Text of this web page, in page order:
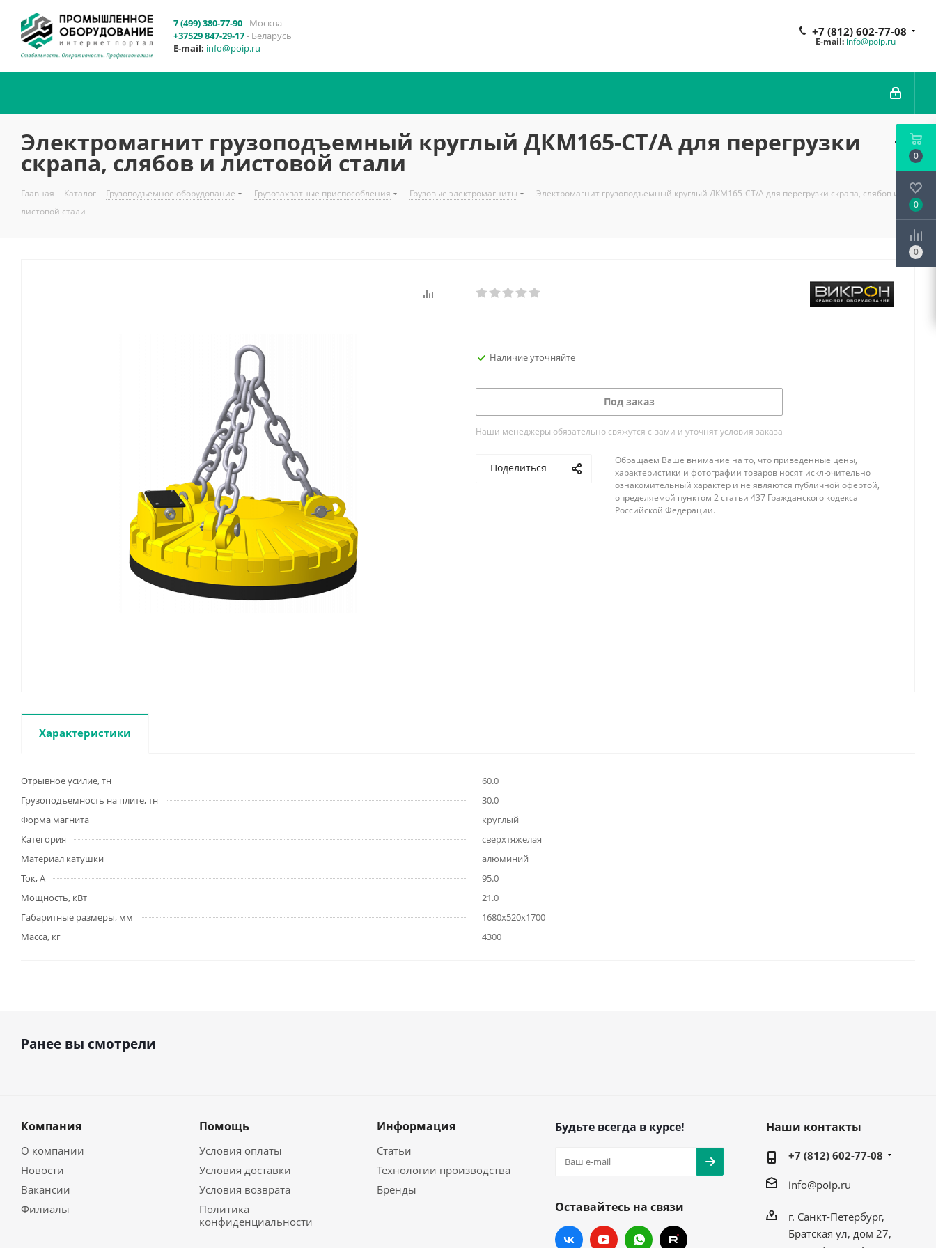
7 (499) 380-77-90- Москва
+37529 847-29-17- Беларусь
E-mail: info@poip.ru
+7 (812) 602-77-08
E-mail: info@poip.ru
Электромагнит грузоподъемный круглый ДКМ165-СТ/А для перегрузки
скрапа, слябов и листовой стали
Главная - Каталог - Грузоподъемное оборудование - Грузозахватные приспособления - Грузовые электромагниты - Электромагнит грузоподъемный круглый ДКМ165-СТ/А для перегрузки скрапа, слябов и
листовой стали
Наличие уточняйте
Под заказ
Наши менеджеры обязательно свяжутся с вами и уточнят условия заказа
Поделиться
Обращаем Ваше внимание на то, что приведенные цены,
характеристики и фотографии товаров носят исключительно
ознакомительный характер и не являются публичной офертой,
определяемой пунктом 2 статьи 437 Гражданского кодекса
Российской Федерации.
Характеристики
Отрывное усилие, тн
60.0
Грузоподъемность на плите, тн
30.0
Форма магнита
круглый
Категория
сверхтяжелая
Материал катушки
алюминий
Ток, А
95.0
Мощность, кВт
21.0
Габаритные размеры, мм
1680х520х1700
Масса, кг
4300
Ранее вы смотрели
Компания
О компании
Новости
Вакансии
Филиалы
Помощь
Условия оплаты
Условия доставки
Условия возврата
Политика
конфиденциальности
Информация
Статьи
Технологии производства
Бренды
Будьте всегда в курсе!
Оставайтесь на связи
Наши контакты
+7 (812) 602-77-08
info@poip.ru
г. Санкт-Петербург,
Братская ул, дом 27,
0
0
0